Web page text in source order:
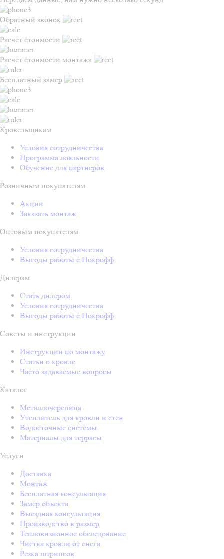
Обратный звонок
Расчет стоимости
Расчет стоимости монтажа
Бесплатный замер
Кровельщикам
Условия сотрудничества
Программа лояльности
Обучение для партнёров
Розничным покупателям
Акции
Заказать монтаж
Оптовым покупателям
Условия сотрудничества
Выгоды работы с Покрофф
Дилерам
Стать дилером
Условия сотрудничества
Выгоды работы с Покрофф
Советы и инструкции
Инструкции по монтажу
Статьи о кровле
Часто задаваемые вопросы
Каталог
Металлочерепица
Утеплитель для кровли и стен
Водосточные системы
Материалы для террасы
Услуги
Доставка
Монтаж
Бесплатная консультация
Замер объекта
Выездная консультация
Производство в размер
Тепловизионное обследование
Чистка кровли от снега
Резка штрипсов